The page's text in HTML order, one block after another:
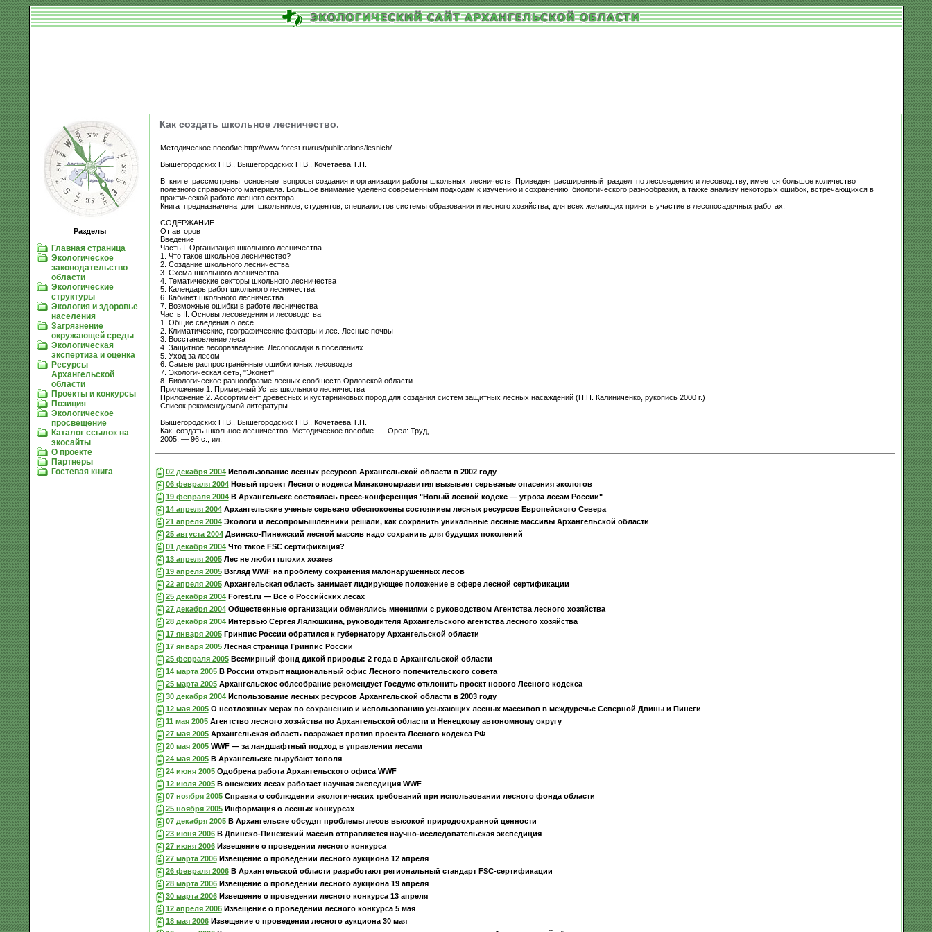
Разделы
Главная страница
Экологическое
законодательство
области
Экологические
структуры
Экология и здоровье
населения
Загрязнение
окружающей среды
Экологическая
экспертиза и оценка
Ресурсы
Архангельской
области
Проекты и конкурсы
Позиция
Экологическое
просвещение
Каталог ссылок на
экосайты
О проекте
Партнеры
Гостевая книга
Как создать школьное лесничество.
Методическое пособие http://www.forest.ru/rus/publications/lesnich/
Вышегородских Н.В., Вышегородских Н.В., Кочетаева Т.Н.
В книге рассмотрены основные вопросы создания и организации работы школьных лесничеств. Приведен расширенный раздел по лесоведению и лесоводству, имеется большое количество
полезного справочного материала. Большое внимание уделено современным подходам к изучению и сохранению биологического разнообразия, а также анализу некоторых ошибок, встречающихся в
практической работе лесного сектора.
Книга предназначена для школьников, студентов, специалистов системы образования и лесного хозяйства, для всех желающих принять участие в лесопосадочных работах.
СОДЕРЖАНИЕ
От авторов
Введение
Часть I. Организация школьного лесничества
1. Что такое школьное лесничество?
2. Создание школьного лесничества
3. Схема школьного лесничества
4. Тематические секторы школьного лесничества
5. Календарь работ школьного лесничества
6. Кабинет школьного лесничества
7. Возможные ошибки в работе лесничества
Часть II. Основы лесоведения и лесоводства
1. Общие сведения о лесе
2. Климатические, географические факторы и лес. Лесные почвы
3. Восстановление леса
4. Защитное лесоразведение. Лесопосадки в поселениях
5. Уход за лесом
6. Самые распространённые ошибки юных лесоводов
7. Экологическая сеть, "Эконет"
8. Биологическое разнообразие лесных сообществ Орловской области
Приложение 1. Примерный Устав школьного лесничества
Приложение 2. Ассортимент древесных и кустарниковых пород для создания систем защитных лесных насаждений (Н.П. Калиниченко, рукопись 2000 г.)
Список рекомендуемой литературы
Вышегородских Н.В., Вышегородских Н.В., Кочетаева Т.Н.
Как создать школьное лесничество. Методическое пособие. — Орел: Труд,
2005. — 96 с., ил.
02 декабря 2004Использование лесных ресурсов Архангельской области в 2002 году
06 февраля 2004Новый проект Лесного кодекса Минэкономразвития вызывает серьезные опасения экологов
19 февраля 2004В Архангельске состоялась пресс-конференция "Новый лесной кодекс — угроза лесам России"
14 апреля 2004Архангельские ученые серьезно обеспокоены состоянием лесных ресурсов Европейского Севера
21 апреля 2004Экологи и лесопромышленники решали, как сохранить уникальные лесные массивы Архангельской области
25 августа 2004Двинско-Пинежский лесной массив надо сохранить для будущих поколений
01 декабря 2004Что такое FSC сертификация?
13 апреля 2005Лес не любит плохих хозяев
19 апреля 2005Взгляд WWF на проблему сохранения малонарушенных лесов
22 апреля 2005Архангельская область занимает лидирующее положение в сфере лесной сертификации
25 декабря 2004Forest.ru — Все о Российских лесах
27 декабря 2004Общественные организации обменялись мнениями с руководством Агентства лесного хозяйства
28 декабря 2004Интервью Сергея Лялюшкина, руководителя Архангельского агентства лесного хозяйства
17 января 2005Гринпис России обратился к губернатору Архангельской области
17 января 2005Лесная страница Гринпис России
25 февраля 2005Всемирный фонд дикой природы: 2 года в Архангельской области
14 марта 2005В России открыт национальный офис Лесного попечительского совета
25 марта 2005Архангельское облсобрание рекомендует Госдуме отклонить проект нового Лесного кодекса
30 декабря 2004Использование лесных ресурсов Архангельской области в 2003 году
12 мая 2005О неотложных мерах по сохранению и использованию усыхающих лесных массивов в междуречье Северной Двины и Пинеги
11 мая 2005Агентство лесного хозяйства по Архангельской области и Ненецкому автономному округу
27 мая 2005Архангельская область возражает против проекта Лесного кодекса РФ
20 мая 2005WWF — за ландшафтный подход в управлении лесами
24 мая 2005В Архангельске вырубают тополя
24 июня 2005Одобрена работа Архангельского офиса WWF
12 июля 2005В онежских лесах работает научная экспедиция WWF
07 ноября 2005Справка о соблюдении экологических требований при использовании лесного фонда области
25 ноября 2005Информация о лесных конкурсах
07 декабря 2005В Архангельске обсудят проблемы лесов высокой природоохранной ценности
23 июня 2006В Двинско-Пинежский массив отправляется научно-исследовательская экспедиция
27 июня 2006Извещение о проведении лесного конкурса
27 марта 2006Извещение о проведении лесного аукциона 12 апреля
26 февраля 2006В Архангельской области разработают региональный стандарт FSC-сертификации
28 марта 2006Извещение о проведении лесного аукциона 19 апреля
30 марта 2006Извещение о проведении лесного конкурса 13 апреля
12 апреля 2006Извещение о проведении лесного конкурса 5 мая
18 мая 2006Извещение о проведении лесного аукциона 30 мая